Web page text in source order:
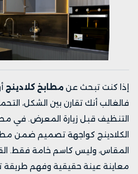
إذا كنت تبحث عنمطابخ كلادينج
فالغالب أنك تقارن بين الشكل،
التنظيف قبل زيارة المعرض. في
الكلادينج كواجهة تصميم
المقاس، وليس كاسم خامة فقط.
معاينة عينة حقيقية وفهم طريقة